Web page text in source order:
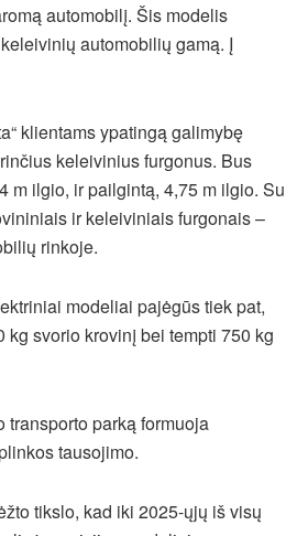
automobilį. Šis modelis
automobilių gamą. Į
klientams ypatingą galimybę
keleivinius furgonus. Bus
m ilgio, ir pailgintą, 4,75 m ilgio. Su
ir keleiviniais furgonais –
rinkoje.
modeliai pajėgūs tiek pat,
kg svorio krovinį bei tempti 750 kg
parką formuoja
tausojimo.
tikslo, kad iki 2025-ųjų iš visų